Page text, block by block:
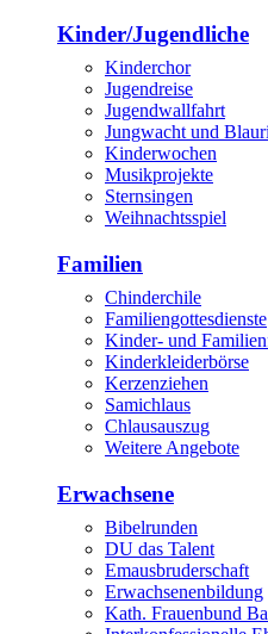
Kinder/Jugendliche
Kinderchor
Jugendreise
Jugendwallfahrt
Jungwacht und
Kinderwochen
Musikprojekte
Sternsingen
Weihnachtsspiel
Familien
Chinderchile
Familiengottesdienste
Kinder- und
Kinderkleiderbörse
Kerzenziehen
Samichlaus
Chlausauszug
Weitere Angebote
Erwachsene
Bibelrunden
DU das Talent
Emausbruderschaft
Erwachsenenbildung
Kath. Frauenbund